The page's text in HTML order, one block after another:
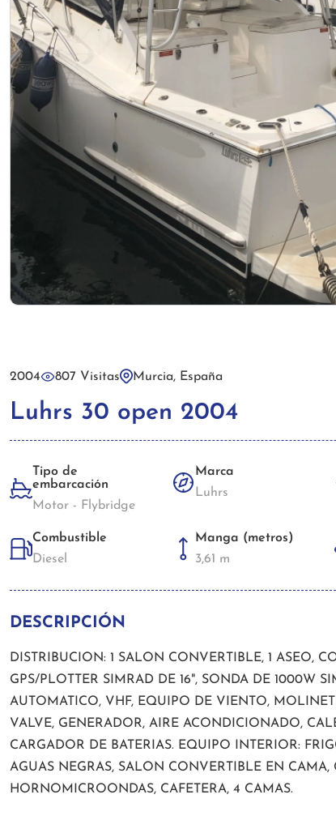
2004 807 Visitas Murcia, España
Luhrs 30 open 2004
Tipo de
embarcación
Motor - Flybridge
Marca
Luhrs
Combustible
Diesel
Manga (metros)
3,61 m
DESCRIPCIÓN
DISTRIBUCION: 1 SALON CONVERTIBLE, 1 ASEO,
GPS/PLOTTER SIMRAD DE 16", SONDA DE 1000W
AUTOMATICO, VHF, EQUIPO DE VIENTO,
VALVE, GENERADOR, AIRE ACONDICIONADO,
CARGADOR DE BATERIAS. EQUIPO INTERIOR:
AGUAS NEGRAS, SALON CONVERTIBLE EN
HORNOMICROONDAS, CAFETERA, 4 CAMAS.